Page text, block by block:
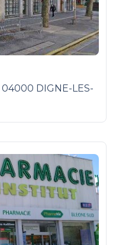
04000 DIGNE-LES-